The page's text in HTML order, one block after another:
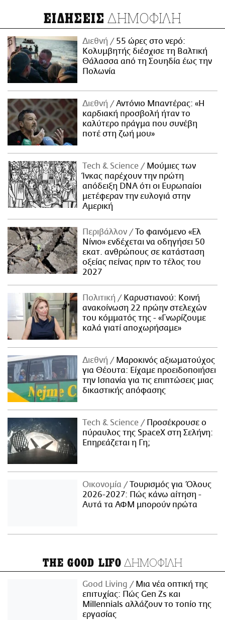
ΕΙΔΗΣΕΙΣ ΔΗΜΟΦΙΛΗ
Διεθνή
55 ώρες στο νερό:
Κολυμβητής διέσχισε τη Βαλτική
Θάλασσα από τη Σουηδία έως την
Πολωνία
Διεθνή
Αντόνιο Μπαντέρας: «Η
καρδιακή προσβολή ήταν το
καλύτερο πράγμα που συνέβη
ποτέ στη ζωή μου»
Τech & Science
Μούμιες των
Ίνκας παρέχουν την πρώτη
απόδειξη DNA ότι οι Ευρωπαίοι
μετέφεραν την ευλογιά στην
Αμερική
Περιβάλλον
Το φαινόμενο «Ελ
Νίνιο» ενδέχεται να οδηγήσει 50
εκατ. ανθρώπους σε κατάσταση
οξείας πείνας πριν το τέλος του
2027
Πολιτική
Καρυστιανού: Κοινή
ανακοίνωση 22 πρώην στελεχών
του κόμματός της - «Γνωρίζουμε
καλά γιατί αποχωρήσαμε»
Διεθνή
Μαροκινός αξιωματούχος
για Θέουτα: Είχαμε προειδοποιήσει
την Ισπανία για τις επιπτώσεις μιας
δικαστικής απόφασης
Τech & Science
Προσέκρουσε ο
πύραυλος της SpaceX στη Σελήνη:
Επηρεάζεται η Γη;
Οικονομία
Τουρισμός για Όλους
2026-2027: Πώς κάνω αίτηση -
Αυτά τα ΑΦΜ μπορούν πρώτα
THE GOOD LIFO ΔΗΜΟΦΙΛΗ
Good Living
Μια νέα οπτική της
επιτυχίας: Πώς Gen Zs και
Millennials αλλάζουν το τοπίο της
εργασίας